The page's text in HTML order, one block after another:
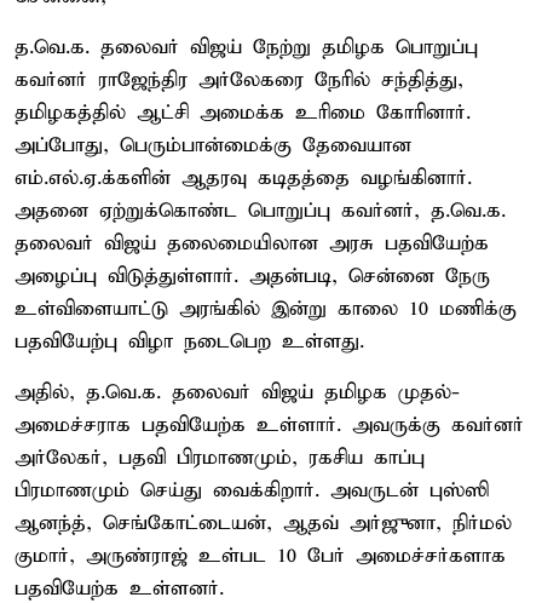
த.வெ.க. தலைவர் விஜய் நேற்று தமிழக பொறுப்பு
கவர்னர் ராஜேந்திர அர்லேகரை நேரில் சந்தித்து,
தமிழகத்தில் ஆட்சி அமைக்க உரிமை கோரினார்.
அப்போது, பெரும்பான்மைக்கு தேவையான
எம்.எல்.ஏ.க்களின் ஆதரவு கடிதத்தை வழங்கினார்.
அதனை ஏற்றுக்கொண்ட பொறுப்பு கவர்னர், த.வெ.க.
தலைவர் விஜய் தலைமையிலான அரசு பதவியேற்க
அழைப்பு விடுத்துள்ளார். அதன்படி, சென்னை நேரு
உள்விளையாட்டு அரங்கில் இன்று காலை 10 மணிக்கு
பதவியேற்பு விழா நடைபெற உள்ளது.
அதில், த.வெ.க. தலைவர் விஜய் தமிழக முதல்-
அமைச்சராக பதவியேற்க உள்ளார். அவருக்கு கவர்னர்
அர்லேகர், பதவி பிரமாணமும், ரகசிய காப்பு
பிரமாணமும் செய்து வைக்கிறார். அவருடன் புஸ்ஸி
ஆனந்த், செங்கோட்டையன், ஆதவ் அர்ஜுனா, நிர்மல்
குமார், அருண்ராஜ் உள்பட 10 பேர் அமைச்சர்களாக
பதவியேற்க உள்ளனர்.